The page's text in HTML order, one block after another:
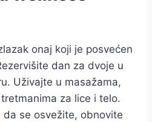
onaj koji je posvećen
dan za dvoje u
Uživajte u masažama,
za lice i telo.
da se osvežite, obnovite